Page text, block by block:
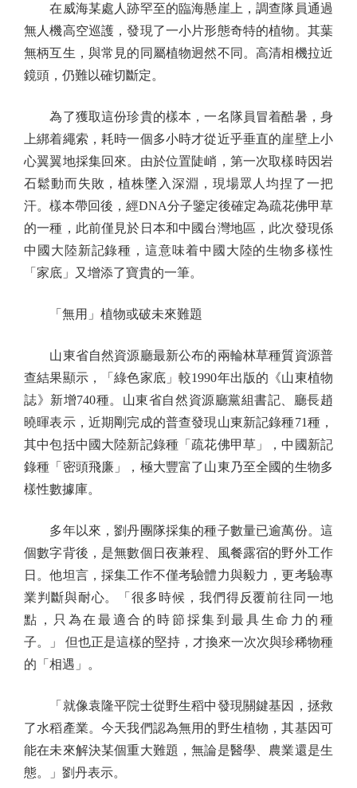
在威海某處人跡罕至的臨海懸崖上，調查隊員通過
無人機高空巡護，發現了一小片形態奇特的植物。其葉
無柄互生，與常見的同屬植物迥然不同。高清相機拉近
鏡頭，仍難以確切斷定。
為了獲取這份珍貴的樣本，一名隊員冒着酷暑，身
上綁着繩索，耗時一個多小時才從近乎垂直的崖壁上小
心翼翼地採集回來。由於位置陡峭，第一次取樣時因岩
石鬆動而失敗，植株墜入深淵，現場眾人均捏了一把
汗。樣本帶回後，經DNA分子鑒定後確定為疏花佛甲草
的一種，此前僅見於日本和中國台灣地區，此次發現係
中國大陸新記錄種，這意味着中國大陸的生物多樣性
「家底」又增添了寶貴的一筆。
「無用」植物或破未來難題
山東省自然資源廳最新公布的兩輪林草種質資源普
查結果顯示，「綠色家底」較1990年出版的《山東植物
誌》新增740種。山東省自然資源廳黨組書記、廳長趙
曉暉表示，近期剛完成的普查發現山東新記錄種71種，
其中包括中國大陸新記錄種「疏花佛甲草」，中國新記
錄種「密頭飛廉」，極大豐富了山東乃至全國的生物多
樣性數據庫。
多年以來，劉丹團隊採集的種子數量已逾萬份。這
個數字背後，是無數個日夜兼程、風餐露宿的野外工作
日。他坦言，採集工作不僅考驗體力與毅力，更考驗專
業判斷與耐心。「很多時候，我們得反覆前往同一地
點，只為在最適合的時節採集到最具生命力的種
子。」 但也正是這樣的堅持，才換來一次次與珍稀物種
的「相遇」。
「就像袁隆平院士從野生稻中發現關鍵基因，拯救
了水稻產業。今天我們認為無用的野生植物，其基因可
能在未來解決某個重大難題，無論是醫學、農業還是生
態。」劉丹表示。